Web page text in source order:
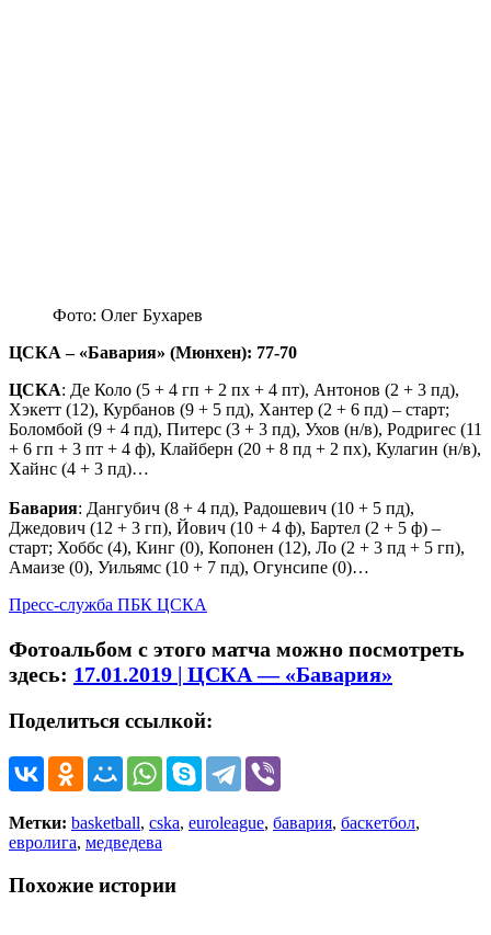
Фото: Олег Бухарев
ЦСКА – «Бавария» (Мюнхен): 77-70
ЦСКА: Де Коло (5 + 4 гп + 2 пх + 4 пт), Антонов (2 + 3 пд),
Хэкетт (12), Курбанов (9 + 5 пд), Хантер (2 + 6 пд) – старт;
Боломбой (9 + 4 пд), Питерс (3 + 3 пд), Ухов (н/в), Родригес (11
+ 6 гп + 3 пт + 4 ф), Клайберн (20 + 8 пд + 2 пх), Кулагин (н/в),
Хайнс (4 + 3 пд)…
Бавария: Дангубич (8 + 4 пд), Радошевич (10 + 5 пд),
Джедович (12 + 3 гп), Йович (10 + 4 ф), Бартел (2 + 5 ф) –
старт; Хоббс (4), Кинг (0), Копонен (12), Ло (2 + 3 пд + 5 гп),
Амаизе (0), Уильямс (10 + 7 пд), Огунсипе (0)…
Пресс-служба ПБК ЦСКА
Фотоальбом с этого матча можно посмотреть
здесь: 17.01.2019 | ЦСКА — «Бавария»
Поделиться ссылкой:
Метки: basketball, cska, euroleague, бавария, баскетбол,
евролига, медведева
Похожие истории